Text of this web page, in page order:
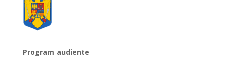
Program audiente